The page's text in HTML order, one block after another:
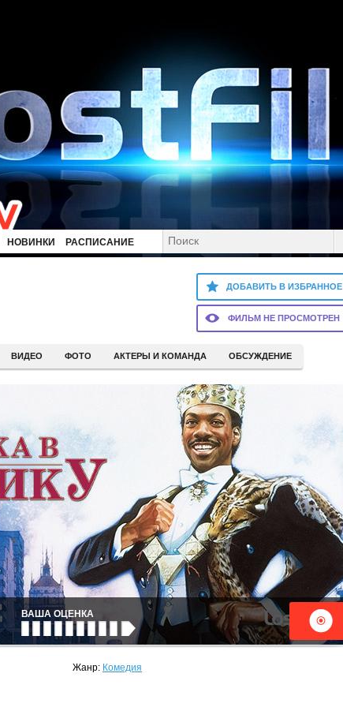
НОВИНКИ РАСПИСАНИЕ
ДОБАВИТЬ В ИЗБРАННОЕ
ФИЛЬМ НЕ ПРОСМОТРЕН
ВИДЕО ФОТО АКТЕРЫ И КОМАНДА ОБСУЖДЕНИЕ
ВАША ОЦЕНКА
Жанр: Комедия